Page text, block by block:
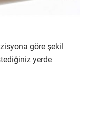
göre şekil
yerde